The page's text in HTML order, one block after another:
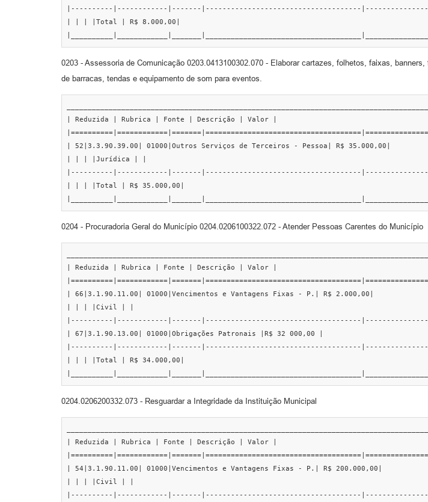
|----------|------------|-------|-------------------------------------
| | | |Total | R$ 8.000,00|
0203 - Assessoria de Comunicação 0203.0413100302.070 - Elaborar cartazes, folhetos, faixas,
de barracas, tendas e equipamento de som para eventos.
| Reduzida | Rubrica | Fonte | Descrição | Valor |
| 52|3.3.90.39.00| 01000|Outros Serviços de Terceiros - Pessoa| R$ 35.000,00|
| | | |Jurídica | |
|----------|------------|-------|-------------------------------------
| | | |Total | R$ 35.000,00|
0204 - Procuradoria Geral do Município 0204.0206100322.072 - Atender Pessoas Carentes do Município
| Reduzida | Rubrica | Fonte | Descrição | Valor |
| 66|3.1.90.11.00| 01000|Vencimentos e Vantagens Fixas - P.| R$ 2.000,00|
| | | |Civil | |
|----------|------------|-------|-------------------------------------
| 67|3.1.90.13.00| 01000|Obrigações Patronais |R$ 32 000,00 |
|----------|------------|-------|-------------------------------------
| | | |Total | R$ 34.000,00|
0204.0206200332.073 - Resguardar a Integridade da Instituição Municipal
| Reduzida | Rubrica | Fonte | Descrição | Valor |
| 54|3.1.90.11.00| 01000|Vencimentos e Vantagens Fixas - P.| R$ 200.000,00|
| | | |Civil | |
|----------|------------|-------|-------------------------------------